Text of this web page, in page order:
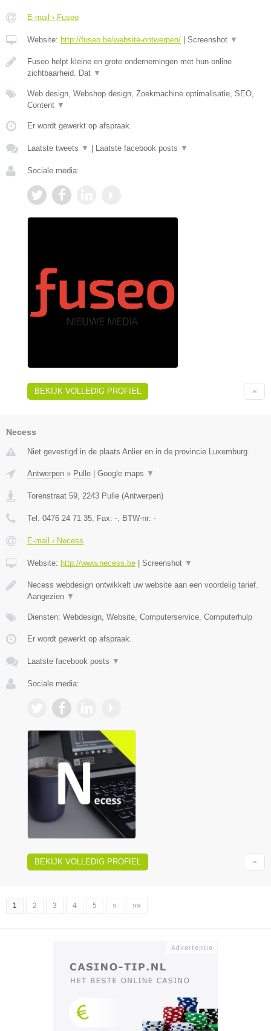
E-mail › Fuseo
Website: http://fuseo.be/website-ontwerpen/ Screenshot ▼
Fuseo helpt kleine en grote ondernemingen met hun online
zichtbaarheid. Dat ▼
Web design, Webshop design, Zoekmachine optimalisatie, SEO,
Content ▼
Er wordt gewerkt op afspraak.
Laatste tweets ▼ Laatste facebook posts ▼
Sociale media:
BEKIJK VOLLEDIG PROFIEL
Necess
Niet gevestigd in de plaats Anlier en in de provincie Luxemburg.
Antwerpen » Pulle Google maps ▼
Torenstraat 59 2243 Pulle (Antwerpen)
Tel: 0476 24 71 35 , Fax: - , BTW-nr: -
E-mail › Necess
Website: http://www.necess.be Screenshot ▼
Necess webdesign ontwikkelt uw website aan een voordelig tarief.
Aangezien ▼
Diensten: Webdesign, Website, Computerservice, Computerhulp
Er wordt gewerkt op afspraak.
Laatste facebook posts ▼
Sociale media:
BEKIJK VOLLEDIG PROFIEL
1 2 3 4 5 » »»